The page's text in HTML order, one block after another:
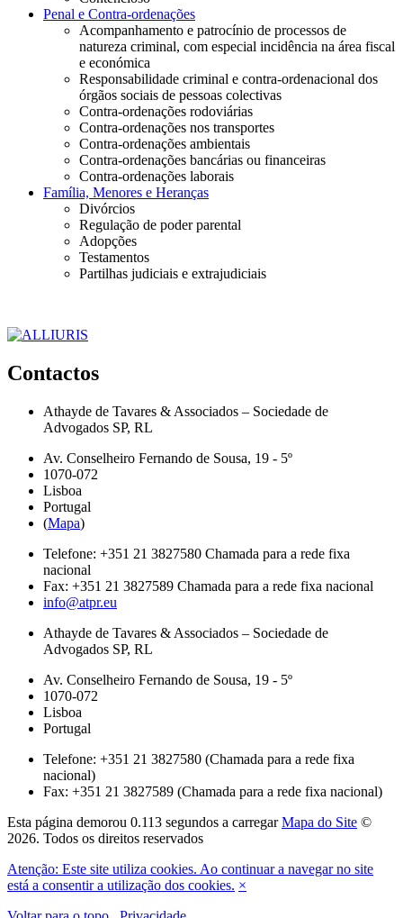
Penal e Contra-ordenações
Acompanhamento e patrocínio de processos de
natureza criminal, com especial incidência na área fiscal
e económica
Responsabilidade criminal e contra-ordenacional dos
órgãos sociais de pessoas colectivas
Contra-ordenações rodoviárias
Contra-ordenações nos transportes
Contra-ordenações ambientais
Contra-ordenações bancárias ou financeiras
Contra-ordenações laborais
Família, Menores e Heranças
Divórcios
Regulação de poder parental
Adopções
Testamentos
Partilhas judiciais e extrajudiciais
Contactos
Athayde de Tavares & Associados – Sociedade de
Advogados SP, RL
Av. Conselheiro Fernando de Sousa, 19 - 5º
1070-072
Lisboa
Portugal
(Mapa)
Telefone: +351 21 3827580 Chamada para a rede fixa
nacional
Fax: +351 21 3827589 Chamada para a rede fixa nacional
info@atpr.eu
Athayde de Tavares & Associados – Sociedade de
Advogados SP, RL
Av. Conselheiro Fernando de Sousa, 19 - 5º
1070-072
Lisboa
Portugal
Telefone: +351 21 3827580 (Chamada para a rede fixa
nacional)
Fax: +351 21 3827589 (Chamada para a rede fixa nacional)
Esta página demorou 0.113 segundos a carregar Mapa do Site ©
2026. Todos os direitos reservados
Atenção: Este site utiliza cookies. Ao continuar a navegar no site
está a consentir a utilização dos cookies. ×